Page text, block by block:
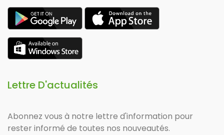
Lettre D'actualités
Abonnez vous à notre lettre d'information pour
rester informé de toutes nos nouveautés.